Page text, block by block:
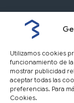
Utilizamos cookies
funcionamiento de la
mostrar publicidad
aceptar todas las
preferencias. Para
Cookies.